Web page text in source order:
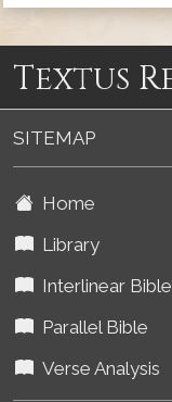
Textus
SITEMAP
Home
Library
Interlinear Bible
Parallel Bible
Verse Analysis